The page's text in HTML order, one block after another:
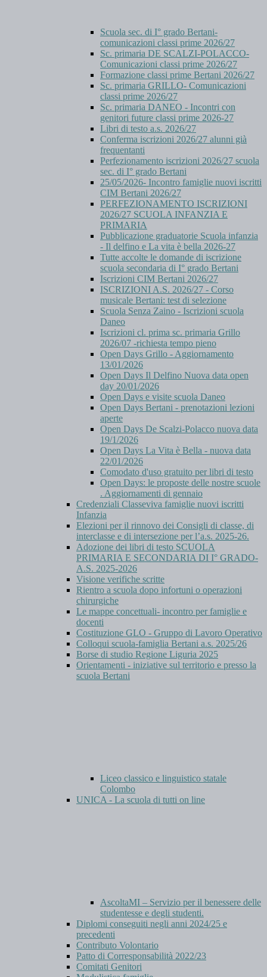
Scuola sec. di I° grado Bertani-
comunicazioni classi prime 2026/27
Sc. primaria DE SCALZI-POLACCO-
Comunicazioni classi prime 2026/27
Formazione classi prime Bertani 2026/27
Sc. primaria GRILLO- Comunicazioni
classi prime 2026/27
Sc. primaria DANEO - Incontri con
genitori future classi prime 2026-27
Libri di testo a.s. 2026/27
Conferma iscrizioni 2026/27 alunni già
frequentanti
Perfezionamento iscrizioni 2026/27 scuola
sec. di I° grado Bertani
25/05/2026- Incontro famiglie nuovi iscritti
CIM Bertani 2026/27
PERFEZIONAMENTO ISCRIZIONI
2026/27 SCUOLA INFANZIA E
PRIMARIA
Pubblicazione graduatorie Scuola infanzia
- Il delfino e La vita è bella 2026-27
Tutte accolte le domande di iscrizione
scuola secondaria di I° grado Bertani
Iscrizioni CIM Bertani 2026/27
ISCRIZIONI A.S. 2026/27 - Corso
musicale Bertani: test di selezione
Scuola Senza Zaino - Iscrizioni scuola
Daneo
Iscrizioni cl. prima sc. primaria Grillo
2026/07 -richiesta tempo pieno
Open Days Grillo - Aggiornamento
13/01/2026
Open Days Il Delfino Nuova data open
day 20/01/2026
Open Days e visite scuola Daneo
Open Days Bertani - prenotazioni lezioni
aperte
Open Days De Scalzi-Polacco nuova data
19/1/2026
Open Days La Vita è Bella - nuova data
22/01/2026
Comodato d'uso gratuito per libri di testo
Open Days: le proposte delle nostre scuole
. Aggiornamenti di gennaio
Credenziali Classeviva famiglie nuovi iscritti
Infanzia
Elezioni per il rinnovo dei Consigli di classe, di
interclasse e di intersezione per l’a.s. 2025-26.
Adozione dei libri di testo SCUOLA
PRIMARIA E SECONDARIA DI I° GRADO-
A.S. 2025-2026
Visione verifiche scritte
Rientro a scuola dopo infortuni o operazioni
chirurgiche
Le mappe concettuali- incontro per famiglie e
docenti
Costituzione GLO - Gruppo di Lavoro Operativo
Colloqui scuola-famiglia Bertani a.s. 2025/26
Borse di studio Regione Liguria 2025
Orientamenti - iniziative sul territorio e presso la
scuola Bertani
Liceo classico e linguistico statale
Colombo
UNICA - La scuola di tutti on line
AscoltaMI – Servizio per il benessere delle
studentesse e degli studenti.
Diplomi conseguiti negli anni 2024/25 e
precedenti
Contributo Volontario
Patto di Corresponsabilità 2022/23
Comitati Genitori